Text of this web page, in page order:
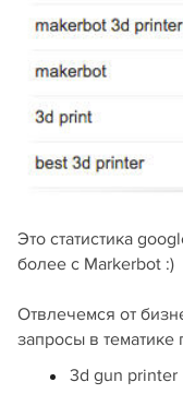
Это статистика
более с Markerbot :)
Отвлечемся от
запросы в тематике
3d gun printer